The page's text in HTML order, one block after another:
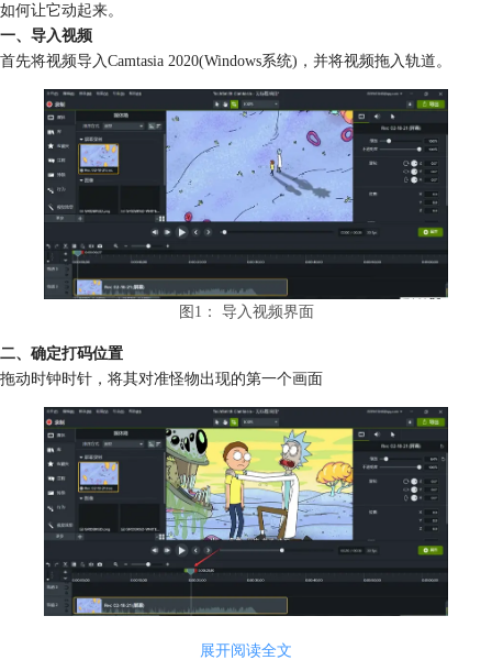
如何让它动起来。
一、导入视频
首先将视频导入Camtasia 2020(Windows系统)，并将视频拖入轨道。
图1： 导入视频界面
二、确定打码位置
拖动时钟时针，将其对准怪物出现的第一个画面
展开阅读全文